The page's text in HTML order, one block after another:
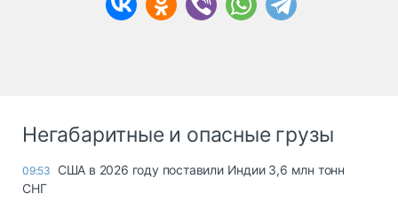
Негабаритные и опасные грузы
09:53
США в 2026 году поставили Индии 3,6 млн тонн
СНГ